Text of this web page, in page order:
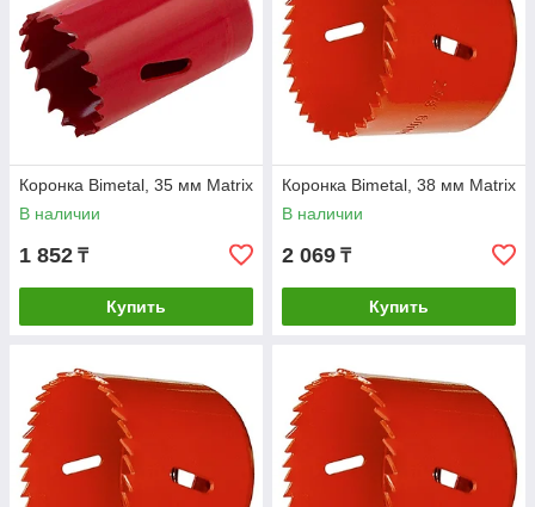
Коронка Bimetal, 35 мм Matrix
В наличии
1 852 ₸
Купить
Коронка Bimetal, 38 мм Matrix
В наличии
2 069 ₸
Купить